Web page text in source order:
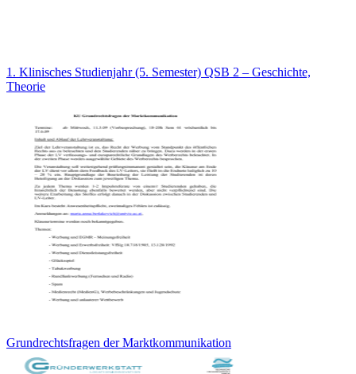
1. Klinisches Studienjahr (5. Semester) QSB 2 – Geschichte,
Theorie
Grundrechtsfragen der Marktkommunikation